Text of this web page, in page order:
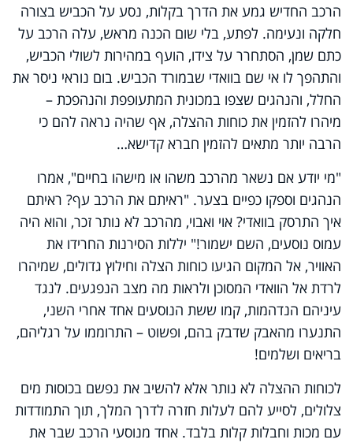
הרכב החדיש גמע את הדרך בקלות, נסע על הכביש בצורה
חלקה ונעימה. לפתע, בלי שום הכנה מראש, עלה הרכב על
כתם שמן, הסתחרר על צידו, הועף במהירות לשולי הכביש,
והתהפך לו אי שם בוואדי שבמורד הכביש. בום נוראי ניסר את
החלל, והנהגים שצפו במכונית המתעופפת והנהפכת –
מיהרו להזמין את כוחות ההצלה, אף שהיה נראה להם כי
הרבה יותר מתאים להזמין חברא קדישא…
"מי יודע אם נשאר מהרכב משהו או מישהו בחיים", אמרו
הנהגים וספקו כפיים בצער. "ראיתם את הרכב עף? ראיתם
איך התרסק בוואדי? אוי ואבוי, מהרכב לא נותר זכר, והוא היה
עמוס נוסעים, השם ישמור!" יללות הסירנות החרידו את
האוויר, אל המקום הגיעו כוחות הצלה וחילוץ גדולים, שמיהרו
לרדת אל הוואדי המסוכן ולראות מה מצב הנפגעים. לנגד
עיניהם הנדהמות, קמו ששת הנוסעים אחד אחרי השני,
התנערו מהאבק שדבק בהם, ופשוט – התרוממו על רגליהם,
בריאים ושלמים!
לכוחות ההצלה לא נותר אלא להשיב את נפשם בכוסות מים
צלולים, לסייע להם לעלות חזרה לדרך המלך, תוך התמודדות
עם מכות וחבלות קלות בלבד. אחד מנוסעי הרכב שבר את